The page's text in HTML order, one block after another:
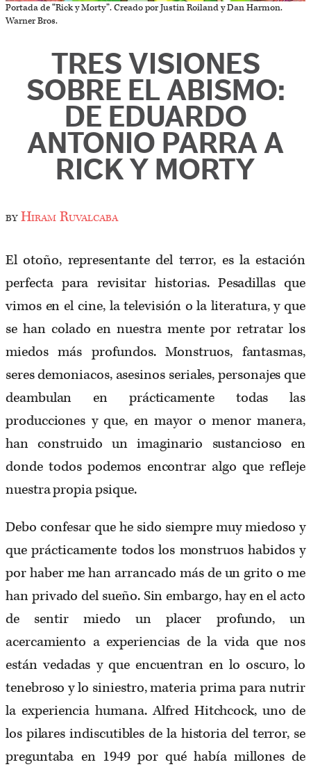
Portada de “Rick y Morty”. Creado por Justin Roiland y Dan Harmon.
Warner Bros.
TRES VISIONES
SOBRE EL ABISMO:
DE EDUARDO
ANTONIO PARRA A
RICK Y MORTY
byHiram Ruvalcaba
El otoño, representante del terror, es la estación
perfecta para revisitar historias. Pesadillas que
vimos en el cine, la televisión o la literatura, y que
se han colado en nuestra mente por retratar los
miedos más profundos. Monstruos, fantasmas,
seres demoniacos, asesinos seriales, personajes que
deambulan en prácticamente todas las
producciones y que, en mayor o menor manera,
han construido un imaginario sustancioso en
donde todos podemos encontrar algo que refleje
nuestra propia psique.
Debo confesar que he sido siempre muy miedoso y
que prácticamente todos los monstruos habidos y
por haber me han arrancado más de un grito o me
han privado del sueño. Sin embargo, hay en el acto
de sentir miedo un placer profundo, un
acercamiento a experiencias de la vida que nos
están vedadas y que encuentran en lo oscuro, lo
tenebroso y lo siniestro, materia prima para nutrir
la experiencia humana. Alfred Hitchcock, uno de
los pilares indiscutibles de la historia del terror, se
preguntaba en 1949 por qué había millones de